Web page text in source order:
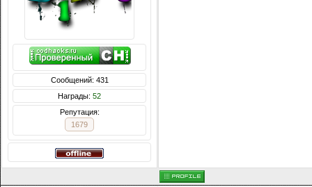
Сообщений: 431
Награды: 52
Репутация:
1679